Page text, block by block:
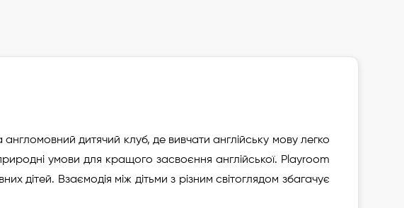
дитячий клуб, де вивчати англійську мову легко
умови для кращого засвоєння англійської. Playroom
дітей. Взаємодія між дітьми з різним світоглядом збагачує